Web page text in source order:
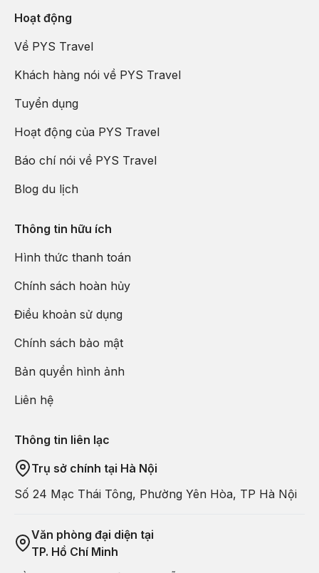
Hoạt động
Về PYS Travel
Khách hàng nói về PYS Travel
Tuyển dụng
Hoạt động của PYS Travel
Báo chí nói về PYS Travel
Blog du lịch
Thông tin hữu ích
Hình thức thanh toán
Chính sách hoàn hủy
Điều khoản sử dụng
Chính sách bảo mật
Bản quyền hình ảnh
Liên hệ
Thông tin liên lạc
Trụ sở chính tại Hà Nội
Số 24 Mạc Thái Tông, Phường Yên Hòa, TP Hà Nội
Văn phòng đại diện tại
TP. Hồ Chí Minh